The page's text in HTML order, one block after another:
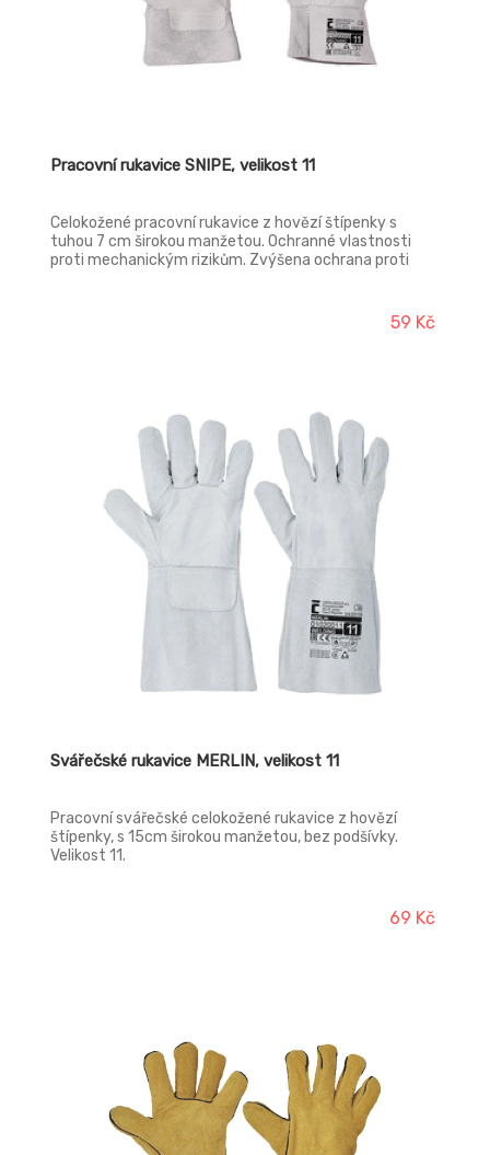
Pracovní rukavice SNIPE, velikost 11
Celokožené pracovní rukavice z hovězí štípenky s
tuhou 7 cm širokou manžetou. Ochranné vlastnosti
proti mechanickým rizikům. Zvýšena ochrana proti
59 Kč
Svářečské rukavice MERLIN, velikost 11
Pracovní svářečské celokožené rukavice z hovězí
štípenky, s 15cm širokou manžetou, bez podšívky.
Velikost 11.
69 Kč